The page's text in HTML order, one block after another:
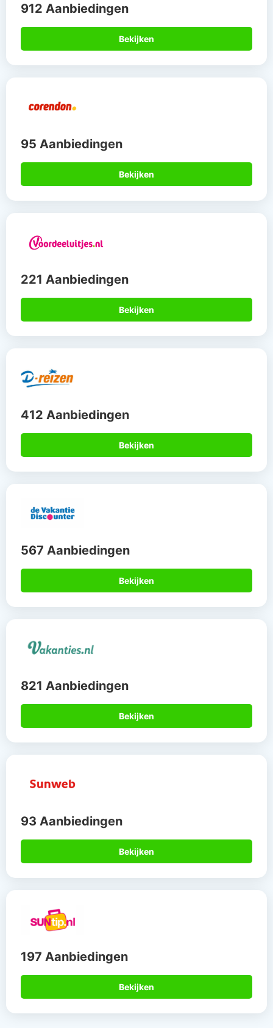
912 Aanbiedingen
Bekijken
95 Aanbiedingen
Bekijken
221 Aanbiedingen
Bekijken
412 Aanbiedingen
Bekijken
567 Aanbiedingen
Bekijken
821 Aanbiedingen
Bekijken
93 Aanbiedingen
Bekijken
197 Aanbiedingen
Bekijken